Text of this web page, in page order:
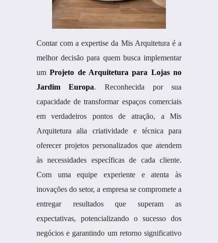
Contar com a expertise da Mis Arquitetura é a
melhor decisão para quem busca implementar
umProjeto de Arquitetura para Lojas no
Jardim Europa. Reconhecida por sua
capacidade de transformar espaços comerciais
em verdadeiros pontos de atração, a Mis
Arquitetura alia criatividade e técnica para
oferecer projetos personalizados que atendem
às necessidades específicas de cada cliente.
Com uma equipe experiente e atenta às
inovações do setor, a empresa se compromete a
entregar resultados que superam as
expectativas, potencializando o sucesso dos
negócios e garantindo um retorno significativo